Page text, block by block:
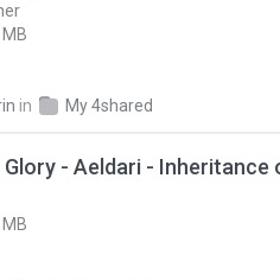
in My 4shared
- Aeldari - Inheritance